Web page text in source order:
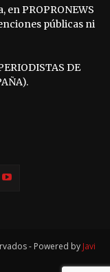
PROPRONEWS
públicas ni
DE
- Powered by Javi